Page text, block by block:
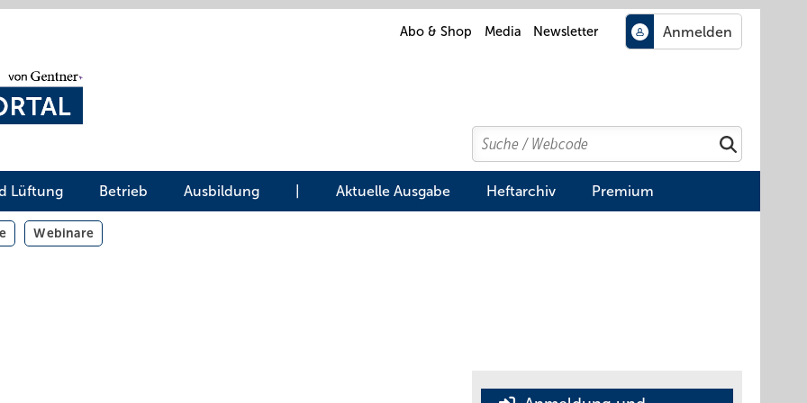
Abo & Shop Media Newsletter
Search
Suchen
Lüftung Betrieb Ausbildung Aktuelle Ausgabe Heftarchiv Premium
Webinare